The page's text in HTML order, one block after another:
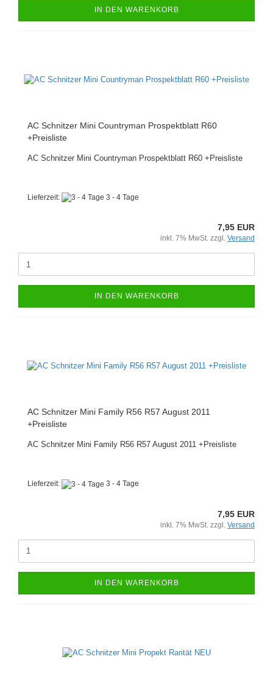
IN DEN WARENKORB
AC Schnitzer Mini Countryman Prospektblatt R60
+Preisliste
AC Schnitzer Mini Countryman Prospektblatt R60 +Preisliste
Lieferzeit: 3 - 4 Tage
7,95 EUR
inkl. 7% MwSt. zzgl. Versand
IN DEN WARENKORB
AC Schnitzer Mini Family R56 R57 August 2011
+Preisliste
AC Schnitzer Mini Family R56 R57 August 2011 +Preisliste
Lieferzeit: 3 - 4 Tage
7,95 EUR
inkl. 7% MwSt. zzgl. Versand
IN DEN WARENKORB